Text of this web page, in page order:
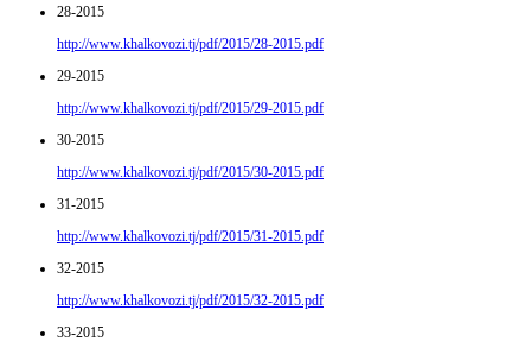
28-2015
http://www.khalkovozi.tj/pdf/2015/28-2015.pdf
29-2015
http://www.khalkovozi.tj/pdf/2015/29-2015.pdf
30-2015
http://www.khalkovozi.tj/pdf/2015/30-2015.pdf
31-2015
http://www.khalkovozi.tj/pdf/2015/31-2015.pdf
32-2015
http://www.khalkovozi.tj/pdf/2015/32-2015.pdf
33-2015